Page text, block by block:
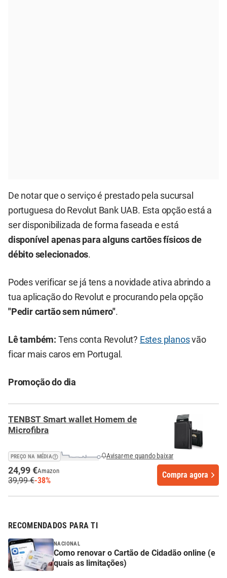
De notar que o serviço é prestado pela sucursal
portuguesa do Revolut Bank UAB. Esta opção está a
ser disponibilizada de forma faseada e está
disponível apenas para alguns cartões físicos de
débito selecionados.
Podes verificar se já tens a novidade ativa abrindo a
tua aplicação do Revolut e procurando pela opção
"Pedir cartão sem número".
Lê também: Tens conta Revolut? Estes planosvão
ficar mais caros em Portugal.
Promoção do dia
TENBST Smart wallet Homem de
Microfibra
PREÇO NA MÉDIA Avisar-me quando baixar
24,99 €Amazon
39,99 €-38%
Compra agora
RECOMENDADOS PARA TI
NACIONAL
Como renovar o Cartão de Cidadão online (e
quais as limitações)